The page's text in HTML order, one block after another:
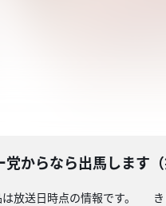
からなら出馬します（
放送日時点の情報です。